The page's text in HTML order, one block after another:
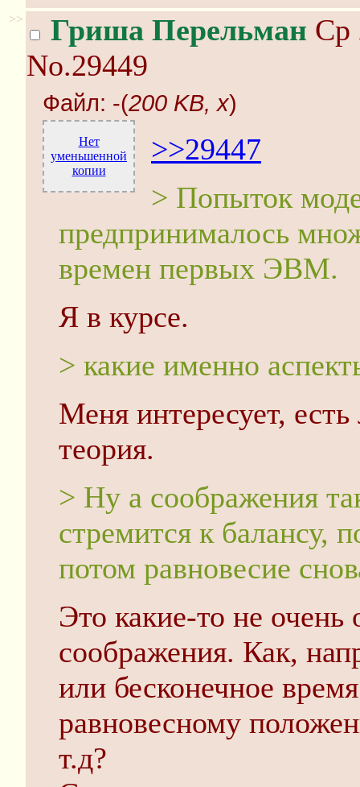
>> Гриша Перельман Ср
No.29449
Файл: -(200 KB, x)
Нет
уменьшенной
копии
>>29447
> Попыток
предпринималось
времен первых ЭВМ.
Я в курсе.
> какие именно
Меня интересует,
теория.
> Ну а соображения
стремится к балансу,
потом равновесие
Это какие-то не очень
соображения. Как,
или бесконечное
равновесному
т.д?